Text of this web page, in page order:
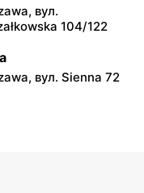
Barlickiego 1
вул.
104/122
вул. Sienna 72